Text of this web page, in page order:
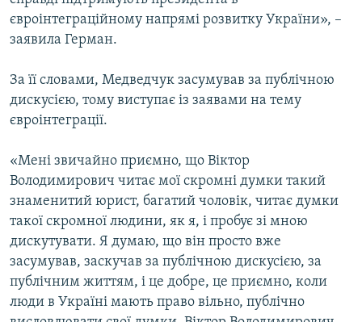
євроінтеграційному напрямі розвитку України», –
заявила Герман.
За її словами, Медведчук засумував за публічною
дискусією, тому виступає із заявами на тему
євроінтеграції.
«Мені звичайно приємно, що Віктор
Володимирович читає мої скромні думки такий
знаменитий юрист, багатий чоловік, читає думки
такої скромної людини, як я, і пробує зі мною
дискутувати. Я думаю, що він просто вже
засумував, заскучав за публічною дискусією, за
публічним життям, і це добре, це приємно, коли
люди в Україні мають право вільно, публічно